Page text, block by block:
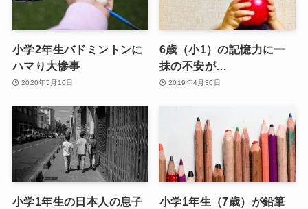
小学2年生バドミントンに
ハマり大惨事
2020年5月10日
6歳（小1）の記憶力に一
抹の不安が…
2019年4月30日
小学1年生の日本人の息子
小学1年生（7歳）が鉛筆